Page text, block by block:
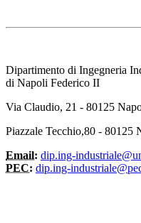
Dipartimento di Ingegneria
di Napoli Federico II
Via Claudio, 21 - 80125
Piazzale Tecchio,80 - 80125
Email: dip.ing-
PEC: dip.ing-